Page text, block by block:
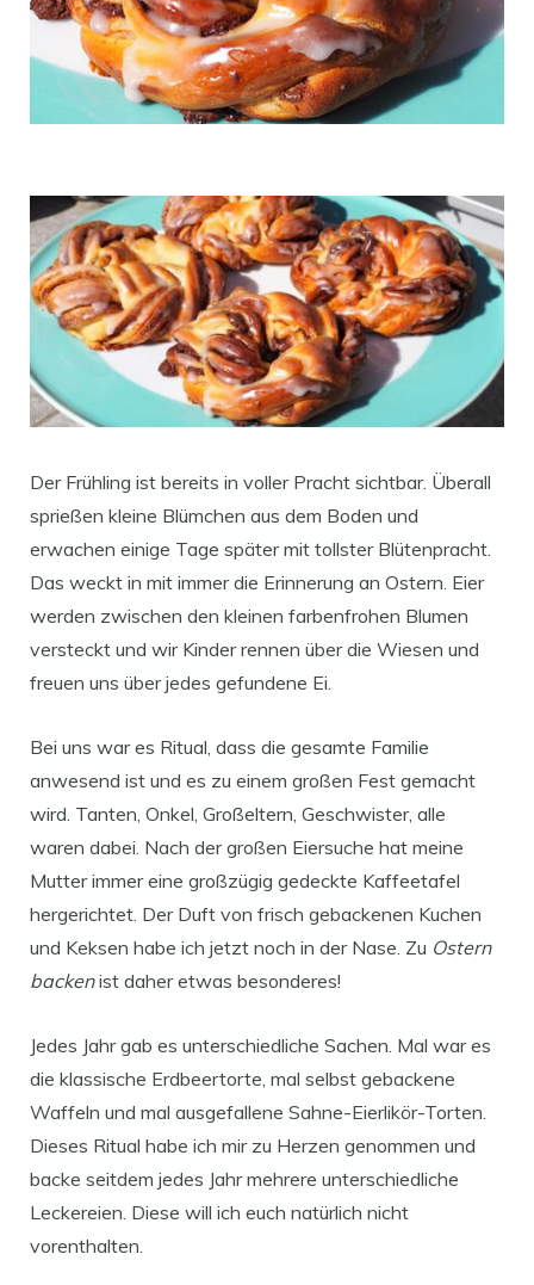
Der Frühling ist bereits in voller Pracht sichtbar. Überall
sprießen kleine Blümchen aus dem Boden und
erwachen einige Tage später mit tollster Blütenpracht.
Das weckt in mit immer die Erinnerung an Ostern. Eier
werden zwischen den kleinen farbenfrohen Blumen
versteckt und wir Kinder rennen über die Wiesen und
freuen uns über jedes gefundene Ei.
Bei uns war es Ritual, dass die gesamte Familie
anwesend ist und es zu einem großen Fest gemacht
wird. Tanten, Onkel, Großeltern, Geschwister, alle
waren dabei. Nach der großen Eiersuche hat meine
Mutter immer eine großzügig gedeckte Kaffeetafel
hergerichtet. Der Duft von frisch gebackenen Kuchen
und Keksen habe ich jetzt noch in der Nase. Zu Ostern
backenist daher etwas besonderes!
Jedes Jahr gab es unterschiedliche Sachen. Mal war es
die klassische Erdbeertorte, mal selbst gebackene
Waffeln und mal ausgefallene Sahne-Eierlikör-Torten.
Dieses Ritual habe ich mir zu Herzen genommen und
backe seitdem jedes Jahr mehrere unterschiedliche
Leckereien. Diese will ich euch natürlich nicht
vorenthalten.